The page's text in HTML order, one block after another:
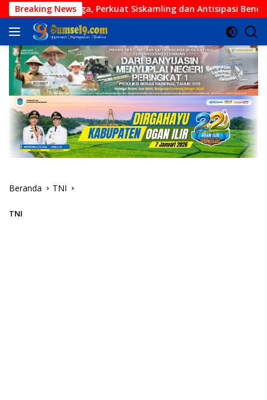
Langsung
ke
konten
Breaking News
Warga, Perkuat Siskamling dan Antisipasi Bencana
Beranda TNI
TNI